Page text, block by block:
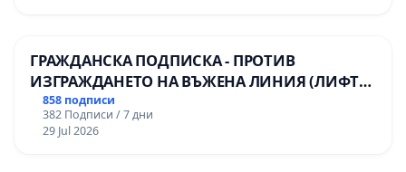
ГРАЖДАНСКА ПОДПИСКА - ПРОТИВ
ИЗГРАЖДАНЕТО НА ВЪЖЕНА ЛИНИЯ (ЛИФТ)
НА ТЕРИТОРИЯТА НА ПРИРОДНА
ЗАБЕЛЕЖИТЕЛНОСТ „ХЪЛМ НА
ОСВОБОДИТЕЛИТЕ“ (БУНАРДЖИК)
858 подписи
382 Подписи / 7 дни
29 Jul 2026